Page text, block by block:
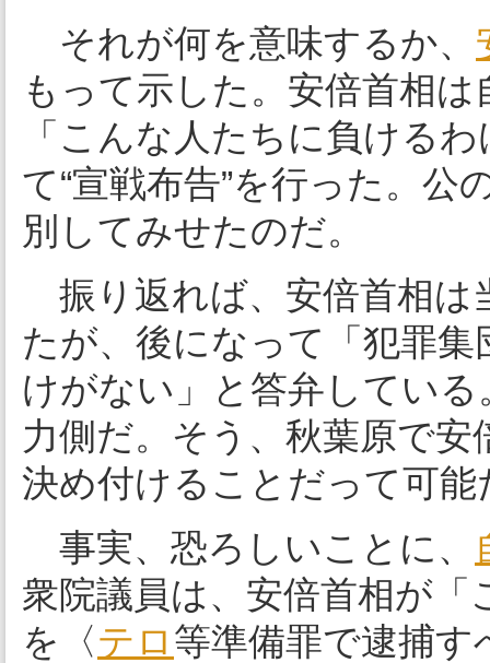
それが何を意味するか、
もって示した。安倍首相
「こんな人たちに負ける
て“宣戦布告”を行った。公
別してみせたのだ。
振り返れば、安倍首相は
たが、後になって「犯罪
けがない」と答弁してい
力側だ。そう、秋葉原で
決め付けることだって可能
事実、恐ろしいことに、
衆院議員は、安倍首相が
を〈テロ 等準備罪で逮捕す